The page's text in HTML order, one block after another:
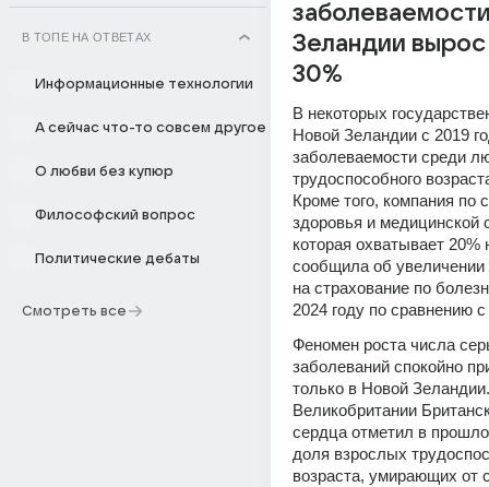
В ТОПЕ НА ОТВЕТАХ
Информационные технологии
А сейчас что-то совсем другое
О любви без купюр
Философский вопрос
Политические дебаты
Смотреть все
Зеландии вырос
30%
В некоторых
Новой Зеландии с 2019
заболеваемости среди
трудоспособного
Кроме того, компания по
здоровья и медицинской
которая охватывает 20%
сообщила об увеличении
на страхование по
2024 году по сравнению
Феномен роста числа
заболеваний спокойно
только в Новой
Великобритании
сердца отметил в
доля взрослых
возраста, умирающих от